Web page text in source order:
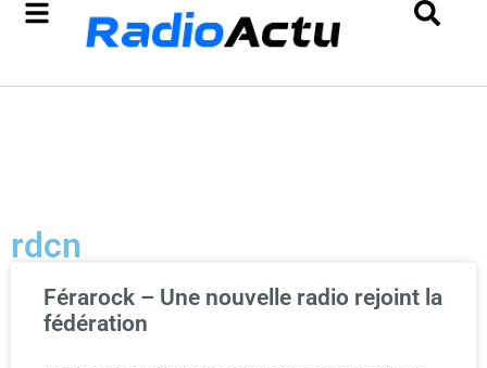
rdcn
Férarock – Une nouvelle radio rejoint la
fédération